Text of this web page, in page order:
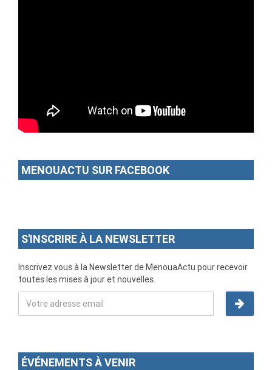
MENOUACTU SUR FACEBOOK
S'INSCRIRE À LA NEWSLETTER
Inscrivez vous à la Newsletter de MenouaActu pour recevoir
toutes les mises à jour et nouvelles.
ÉVÉNEMENTS À VENIR